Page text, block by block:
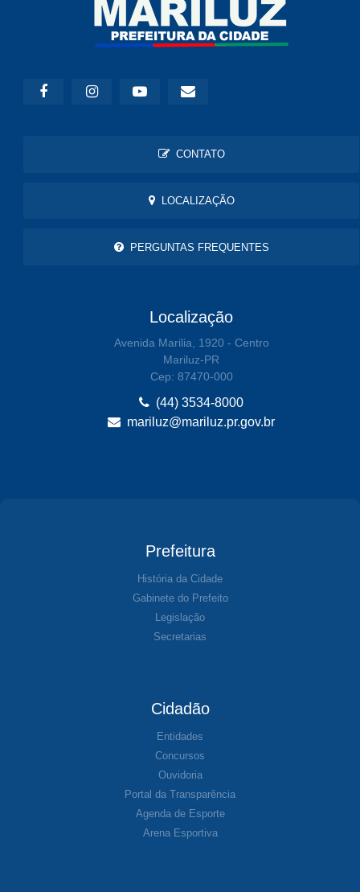
CONTATO
LOCALIZAÇÃO
PERGUNTAS FREQUENTES
Localização
Avenida Marilia, 1920 - Centro
Mariluz-PR
Cep: 87470-000
(44) 3534-8000
mariluz@mariluz.pr.gov.br
Prefeitura
História da Cidade
Gabinete do Prefeito
Legislação
Secretarias
Cidadão
Entidades
Concursos
Ouvidoria
Portal da Transparência
Agenda de Esporte
Arena Esportiva